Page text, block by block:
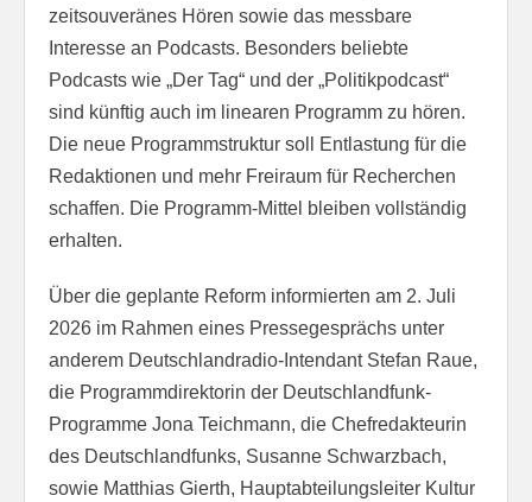
zeitsouveränes Hören sowie das messbare
Interesse an Podcasts. Besonders beliebte
Podcasts wie „Der Tag“ und der „Politikpodcast“
sind künftig auch im linearen Programm zu hören.
Die neue Programmstruktur soll Entlastung für die
Redaktionen und mehr Freiraum für Recherchen
schaffen. Die Programm-Mittel bleiben vollständig
erhalten.
Über die geplante Reform informierten am 2. Juli
2026 im Rahmen eines Pressegesprächs unter
anderem Deutschlandradio-Intendant Stefan Raue,
die Programmdirektorin der Deutschlandfunk-
Programme Jona Teichmann, die Chefredakteurin
des Deutschlandfunks, Susanne Schwarzbach,
sowie Matthias Gierth, Hauptabteilungsleiter Kultur